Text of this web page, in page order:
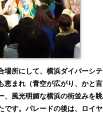
場所にして、横浜ダイバーシテ
恵まれ（青空が広がり、かと言
、風光明媚な横浜の街並みを眺
です。パレードの後は、ロイヤ